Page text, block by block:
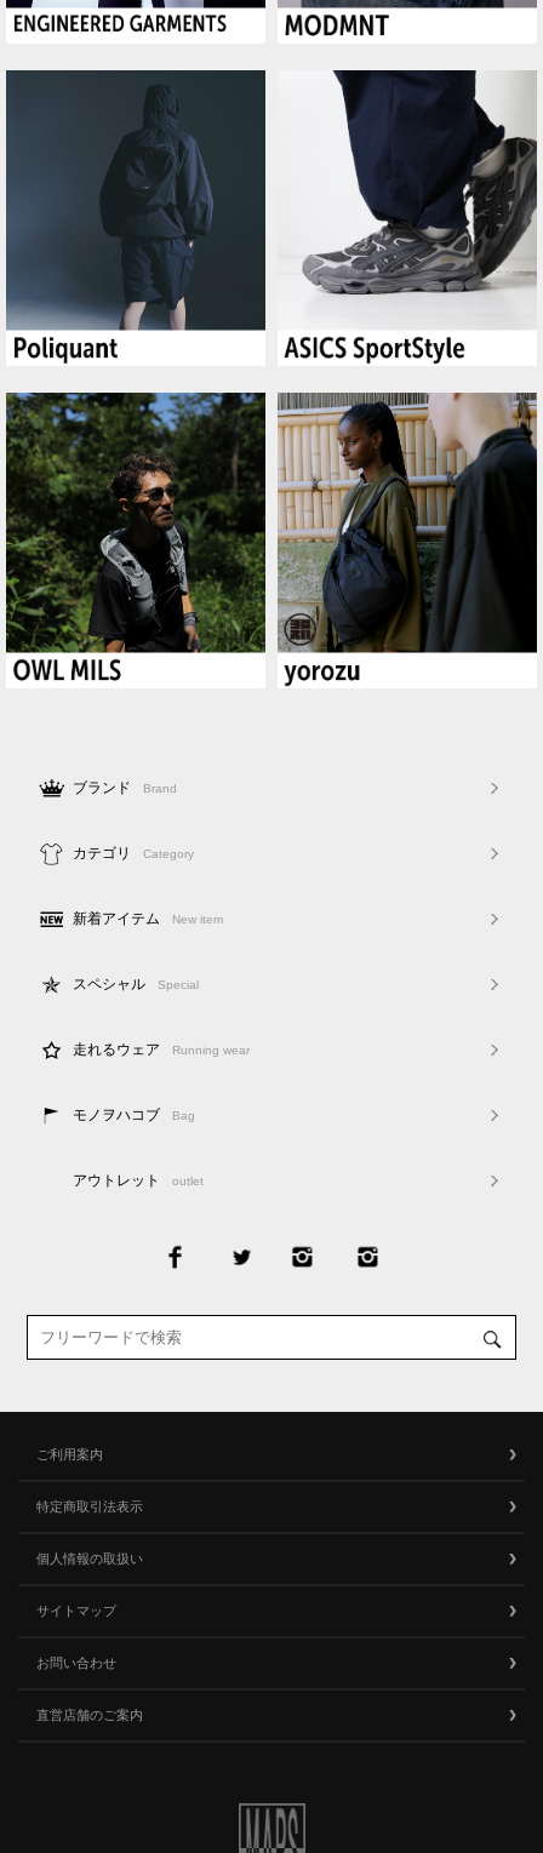
ブランド Brand
カテゴリ Category
新着アイテム New item
スペシャル Special
走れるウェア Running wear
モノヲハコブ Bag
アウトレット outlet
ご利用案内
特定商取引法表示
個人情報の取扱い
サイトマップ
お問い合わせ
直営店舗のご案内